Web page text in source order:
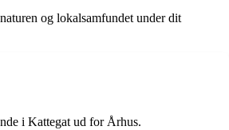
og lokalsamfundet under dit
i Kattegat ud for Århus.